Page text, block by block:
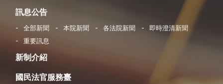
訊息公告
全部新聞 本院新聞 各法院新聞
即時澄清新聞
重要訊息
新制介紹
國民法官服務臺